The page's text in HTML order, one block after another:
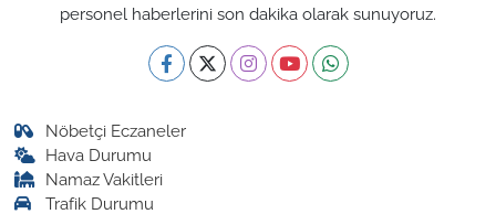
personel haberlerini son dakika olarak sunuyoruz.
Nöbetçi Eczaneler
Hava Durumu
Namaz Vakitleri
Trafik Durumu